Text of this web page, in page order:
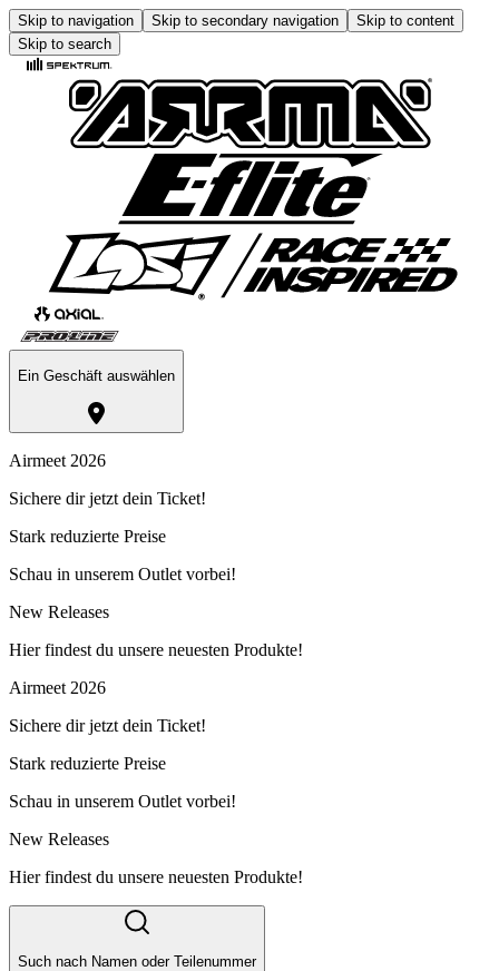
Skip to navigation Skip to secondary navigation
Skip to content
Skip to search
Ein Geschäft auswählen
Airmeet 2026
Sichere dir jetzt dein Ticket!
Stark reduzierte Preise
Schau in unserem Outlet vorbei!
New Releases
Hier findest du unsere neuesten Produkte!
Airmeet 2026
Sichere dir jetzt dein Ticket!
Stark reduzierte Preise
Schau in unserem Outlet vorbei!
New Releases
Hier findest du unsere neuesten Produkte!
Such nach Namen oder Teilenummer